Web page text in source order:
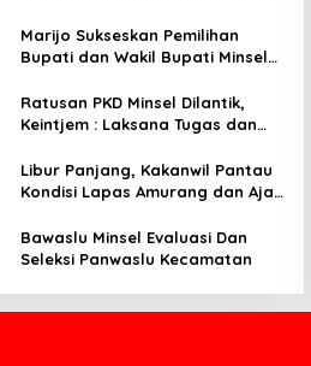
Amurang
Marijo Sukseskan Pemilihan
Bupati dan Wakil Bupati Minsel
Ratusan PKD Minsel Dilantik,
Keintjem : Laksana Tugas dan
Libur Panjang, Kakanwil Pantau
Kondisi Lapas Amurang dan Ajak
Bawaslu Minsel Evaluasi Dan
Seleksi Panwaslu Kecamatan